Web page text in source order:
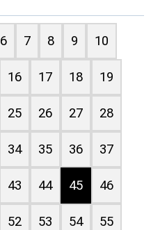
6 7 8 9 10
16 17 18 19
25 26 27 28
34 35 36 37
43 44 45 46
52 53 54 55